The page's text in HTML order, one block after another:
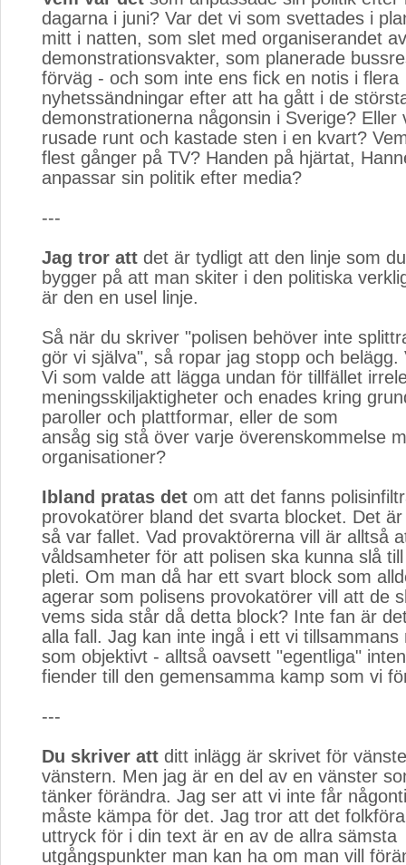
dagarna i juni? Var det vi som svettades i
mitt i natten, som slet med organiserandet
demonstrationsvakter, som planerade
förväg - och som inte ens fick en notis i flera
nyhetssändningar efter att ha gått i de
demonstrationerna någonsin i Sverige? Eller
rusade runt och kastade sten i en kvart?
flest gånger på TV? Handen på hjärtat,
anpassar sin politik efter media?
---
Jag tror att det är tydligt att den linje som
bygger på att man skiter i den politiska
är den en usel linje.
Så när du skriver "polisen behöver inte
gör vi själva", så ropar jag stopp och belägg.
Vi som valde att lägga undan för tillfället
meningsskiljaktigheter och enades kring
paroller och plattformar, eller de som
ansåg sig stå över varje överenskommelse
organisationer?
Ibland pratas det om att det fanns
provokatörer bland det svarta blocket. Det
så var fallet. Vad provaktörerna vill är alltså
våldsamheter för att polisen ska kunna slå
pleti. Om man då har ett svart block som
agerar som polisens provokatörer vill att de
vems sida står då detta block? Inte fan är
alla fall. Jag kan inte ingå i ett vi tillsammans
som objektivt - alltså oavsett "egentliga"
fiender till den gemensamma kamp som vi
---
Du skriver att ditt inlägg är skrivet för
vänstern. Men jag är en del av en vänster
tänker förändra. Jag ser att vi inte får
måste kämpa för det. Jag tror att det
uttryck för i din text är en av de allra sämsta
utgångspunkter man kan ha om man vill